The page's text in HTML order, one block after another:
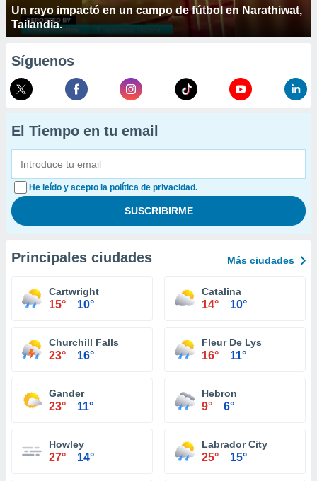
Un rayo impactó en un campo de fútbol en Narathiwat,
Tailandia.
Síguenos
El Tiempo en tu email
He leído y acepto la política de privacidad.
Principales ciudades Más ciudades
Cartwright
15° 10°
Catalina
14° 10°
Churchill Falls
23° 16°
Fleur De Lys
16° 11°
Gander
23° 11°
Hebron
9° 6°
Howley
27° 14°
Labrador City
25° 15°